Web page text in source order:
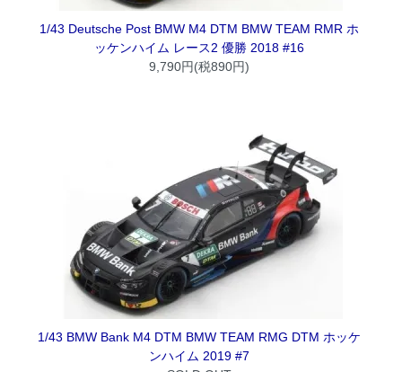
1/43 Deutsche Post BMW M4 DTM BMW TEAM RMR ホ
ッケンハイム レース2 優勝 2018 #16
9,790円(税890円)
1/43 BMW Bank M4 DTM BMW TEAM RMG DTM ホッケ
ンハイム 2019 #7